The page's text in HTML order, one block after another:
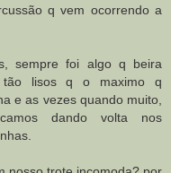
q vem ocorrendo a
sempre foi algo q beira
tão lisos q o maximo q
e as vezes quando muito,
dando volta nos